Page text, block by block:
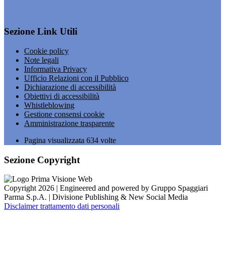
Sezione Link Utili
Cookie policy
Note legali
Informativa Privacy
Ufficio Relazioni con il Pubblico
Dichiarazione di accessibilità
Obiettivi di accessibilità
Whistleblowing
Gestione consensi cookie
Amministrazione trasparente
Pagina visualizzata 634 volte
Sezione Copyright
Copyright 2026 | Engineered and powered by Gruppo Spaggiari
Parma S.p.A. | Divisione Publishing & New Social Media
Disclaimer trattamento dati personali